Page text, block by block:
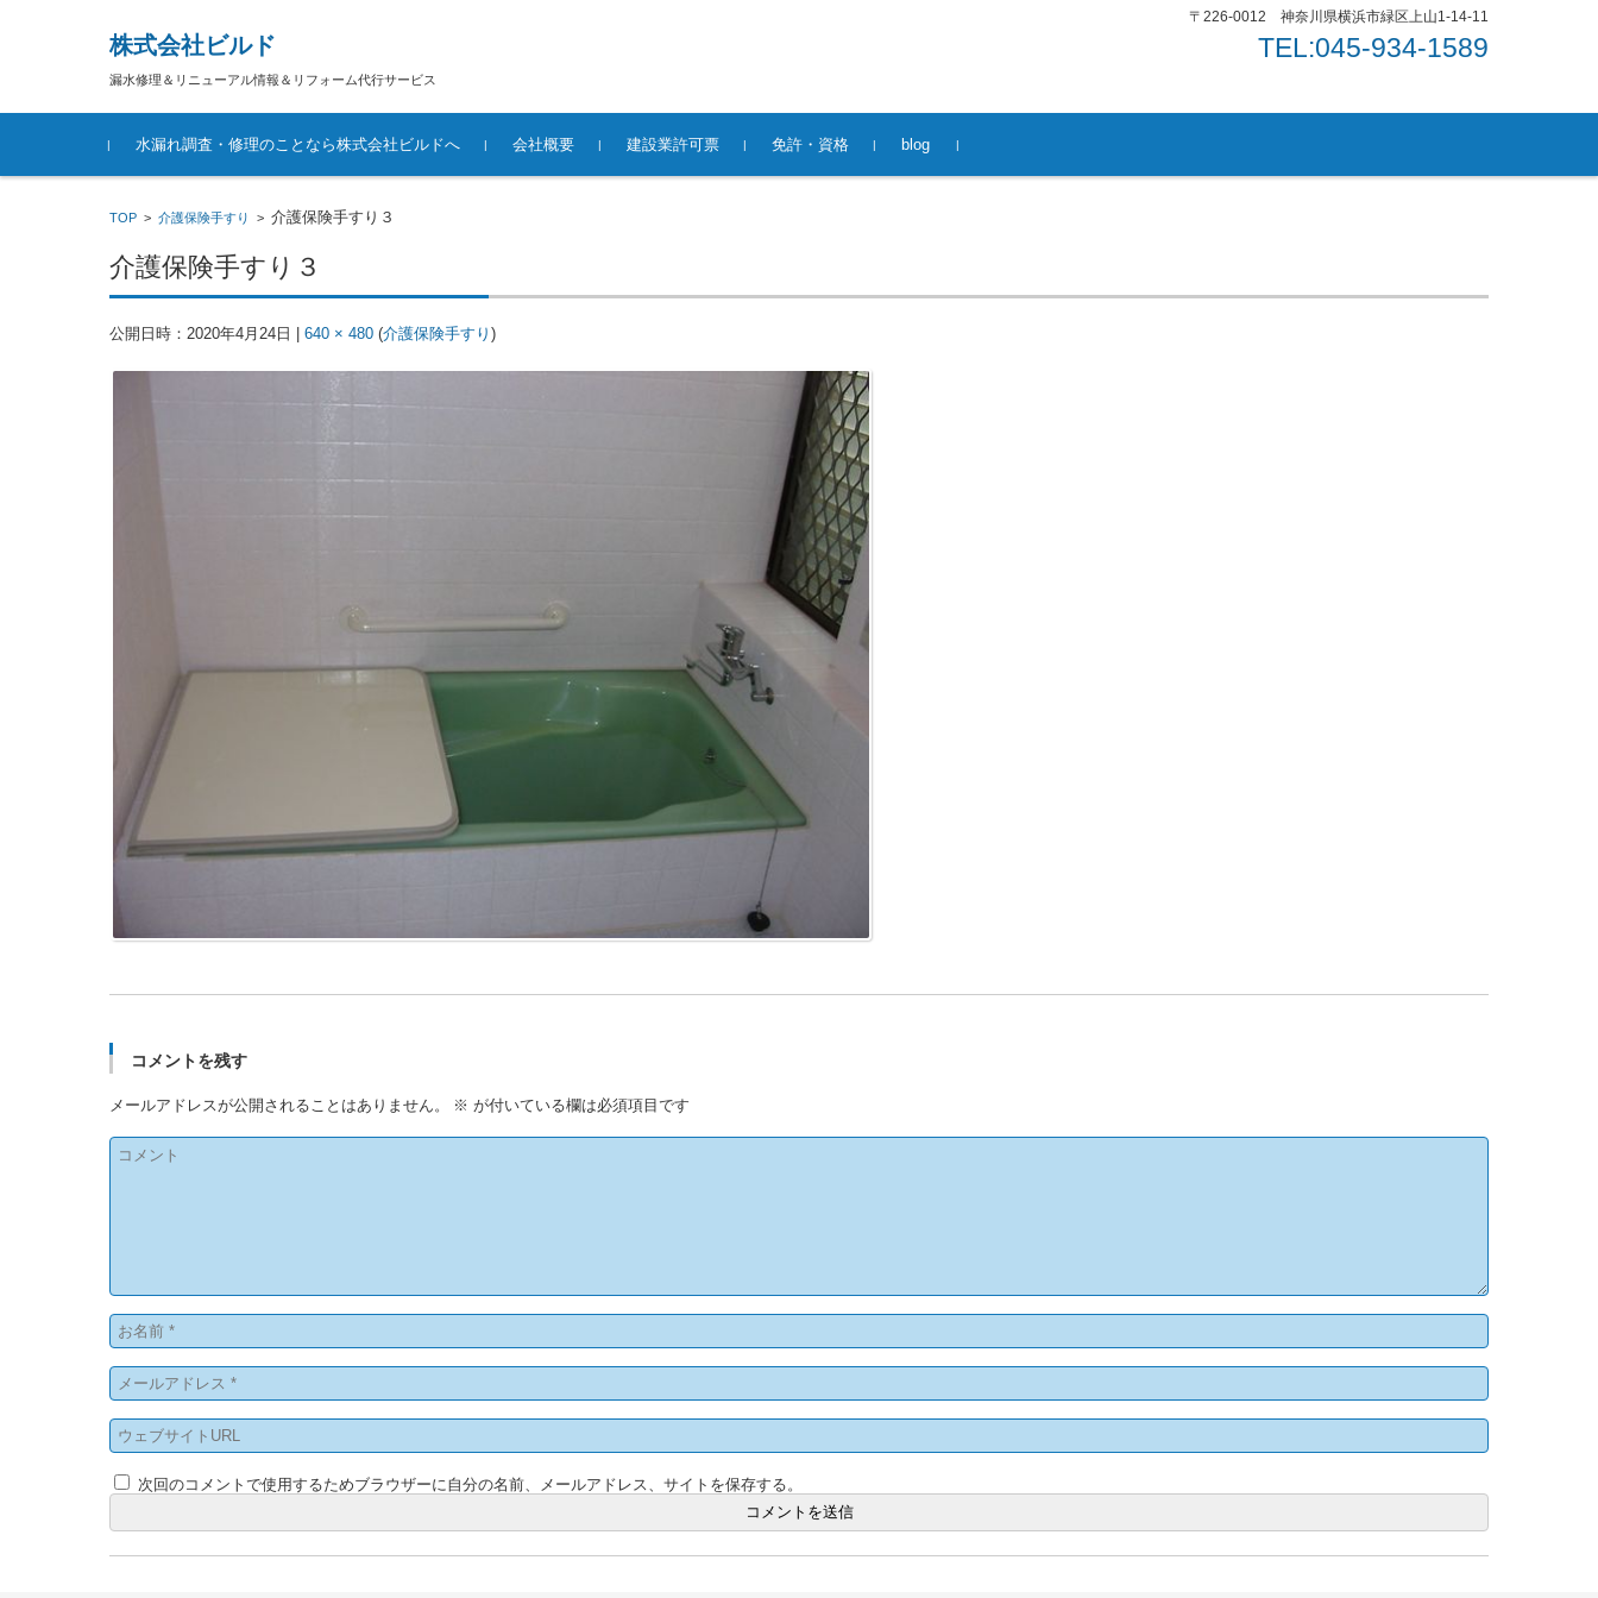
株式会社ビルド
漏水修理＆リニューアル情報＆リフォーム代行サービス
〒226-0012 神奈川県横浜市緑区上山1-14-11
TEL:045-934-1589
コンテンツに移動
水漏れ調査・修理のことなら株式会社ビルドへ
会社概要 建設業許可票 免許・資格 blog
TOP > 介護保険手すり > 介護保険手すり３
介護保険手すり３
公開日時： 2020年4月24日 640 × 480 (介護保険手すり )
コメントを残す
メールアドレスが公開されることはありません。 ※ が付いている欄は必須項目です
次回のコメントで使用するためブラウザーに自分の名前、メールアドレス、サイトを保存する。